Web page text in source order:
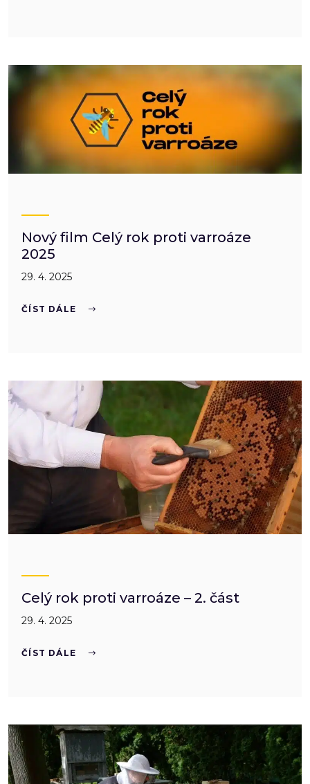
Nový film Celý rok proti varroáze
2025
29. 4. 2025
ČÍST DÁLE
Celý rok proti varroáze – 2. část
29. 4. 2025
ČÍST DÁLE